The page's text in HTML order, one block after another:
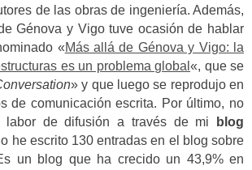
de las obras de ingeniería. Además,
Génova y Vigo tuve ocasión de hablar
«Más allá de Génova y Vigo: la
es un problema global«, que se
» y que luego se reprodujo en
de comunicación escrita. Por último, no
labor de difusión a través de mi
blog
he escrito 130 entradas en el blog sobre
un blog que ha crecido un 43,9% en